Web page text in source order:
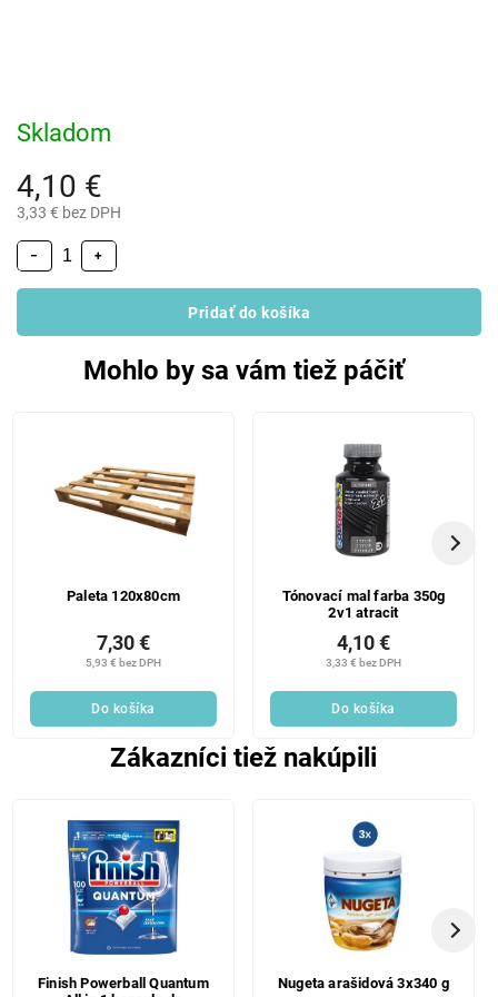
4,10 €
3,33 € bez DPH
Skladom
+
−
Pridať do košíka
Mohlo by sa vám tiež páčiť
Paleta 120x80cm
5,93 € bez DPH
7,30 €
Do košíka
Tónovací mal farba 350g
2v1 atracit
3,33 € bez DPH
4,10 €
Do košíka
Zákazníci tiež nakúpili
Finish Powerball Quantum
Nugeta arašidová 3x340 g